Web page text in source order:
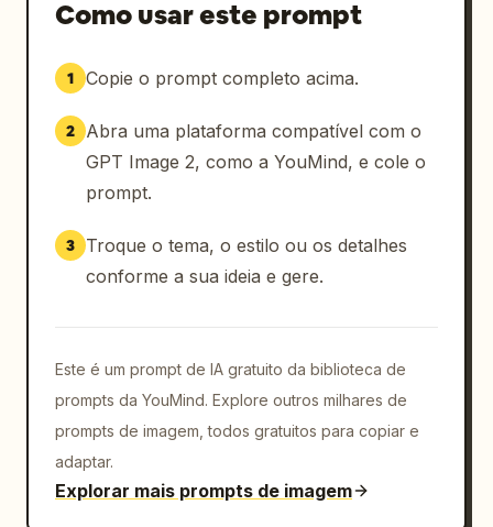
Como usar este prompt
1 Copie o prompt completo acima.
2
Abra uma plataforma compatível com o
GPT Image 2, como a YouMind, e cole o
prompt.
3
Troque o tema, o estilo ou os detalhes
conforme a sua ideia e gere.
Este é um prompt de IA gratuito da biblioteca de
prompts da YouMind. Explore outros milhares de
prompts de imagem, todos gratuitos para copiar e
adaptar.
Explorar mais prompts de imagem